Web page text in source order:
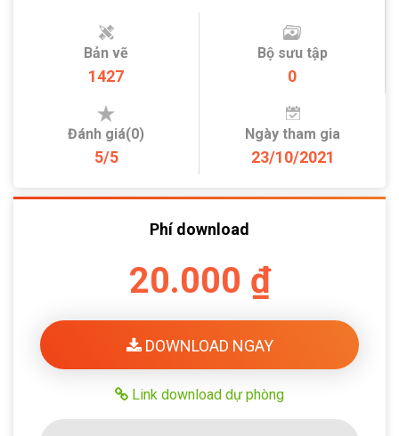
Bản vẽ
1427
Bộ sưu tập
0
Đánh giá(0)
5/5
Ngày tham gia
23/10/2021
Phí download
20.000 ₫
DOWNLOAD NGAY
Link download dự phòng